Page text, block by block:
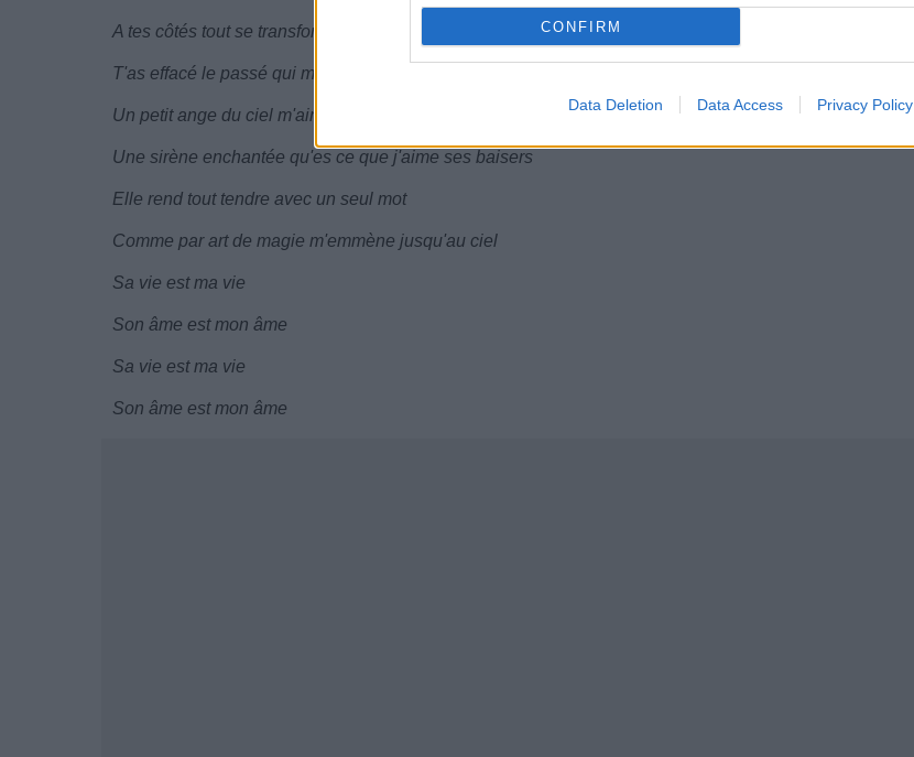
CONFIRM
Data Deletion Data Access Privacy Policy
A tes côtés tout se transforme en harmonie
T'as effacé le passé qui me blessait
Un petit ange du ciel m'aime
Une sirène enchantée qu'es ce que j'aime ses baisers
Elle rend tout tendre avec un seul mot
Comme par art de magie m'emmène jusqu'au ciel
Sa vie est ma vie
Son âme est mon âme
Sa vie est ma vie
Son âme est mon âme